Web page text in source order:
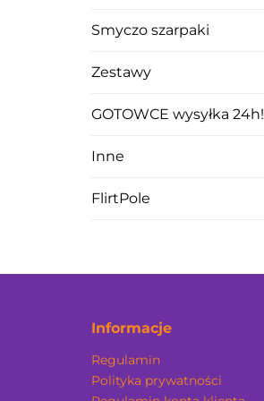
Smyczo szarpaki
Zestawy
GOTOWCE wysyłka 24h!
Inne
FlirtPole
Informacje
Regulamin
Polityka prywatności